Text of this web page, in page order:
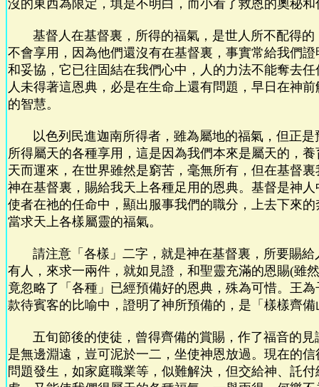
沒的東西為限定，填是不明白，而小看了救恩的奧秘和
基督人在基督裏，所得的福氣，是世人所不配得的
不會享用，因為他們還沒有在基督裏，事實常給我們
和妥協，它已往固結在我們心中，人的力法不能奪去
人未得著這恩典，必是在生命上還有問題，早日在神
的智慧。
以色列民進迦南所得者，雖為屬地的福氣，但正是
所得屬天的各種享用，這是因為我們本來是屬天的，
天而運來，在世界雖然是窮苦，毫無所有，但在基督
神在基督裏，賜給我天上各種足用的恩典。基督是神
使者在祂的任命中，顯出服事我們的職分，上去下來
當求天上各樣屬靈的福氣。
請注意「各樣」二字，就是神在基督裏，所要賜給
有人，來求一兩件，就如見證，和聖靈充滿的恩賜(雖
竟忽略了「各種」已經預備好的恩典，殊為可惜。王
款待賓客的比喻中，證明了神所預備的，是「樣樣齊
五旬節後的使徒，曾得齊備的賞賜，作了福音的見
是無邊淵遠，豈可泥於一二，坐使神恩放過。現在的
問題發生，如家庭職業等，似難解決，但交給神、託